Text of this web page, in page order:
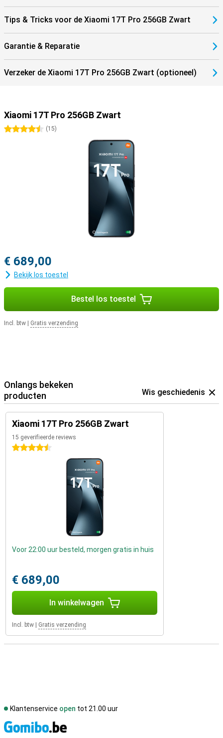
Tips & Tricks voor de Xiaomi 17T Pro 256GB Zwart
Garantie & Reparatie
Verzeker de Xiaomi 17T Pro 256GB Zwart (optioneel)
Xiaomi 17T Pro 256GB Zwart
4.5 sterren
(15)
€ 689,00
Bekijk los toestel
Bestel los toestel
Incl. btw Gratis verzending
Onlangs bekeken
producten
Wis geschiedenis
Xiaomi 17T Pro 256GB Zwart
15 geverifieerde reviews
4.5 sterren
Voor 22:00 uur besteld, morgen gratis in huis
€ 689,00
In winkelwagen
Incl. btw Gratis verzending
Klantenservice open tot 21.00 uur